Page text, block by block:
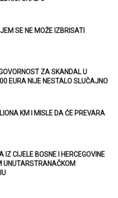
SE NE MOŽE IZBRISATI
ZA SKANDAL U
EURA NIJE NESTALO SLUČAJNO
KM I MISLE DA ĆE PREVARA
IZ CIJELE BOSNE I HERCEGOVINE
UNUTARSTRANAČKOM